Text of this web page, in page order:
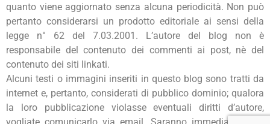
quanto viene aggiornato senza alcuna periodicità. Non può
pertanto considerarsi un prodotto editoriale ai sensi della
legge n° 62 del 7.03.2001. L’autore del blog non è
responsabile del contenuto dei commenti ai post, nè del
contenuto dei siti linkati.
Alcuni testi o immagini inseriti in questo blog sono tratti da
internet e, pertanto, considerati di pubblico dominio; qualora
la loro pubblicazione violasse eventuali diritti d’autore,